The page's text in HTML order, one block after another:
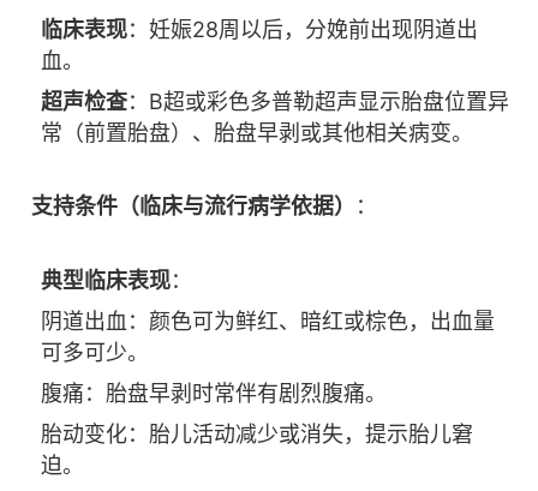
临床表现：妊娠28周以后，分娩前出现阴道出
血。
超声检查：B超或彩色多普勒超声显示胎盘位置异
常（前置胎盘）、胎盘早剥或其他相关病变。
支持条件（临床与流行病学依据） ：
典型临床表现：
阴道出血：颜色可为鲜红、暗红或棕色，出血量
可多可少。
腹痛：胎盘早剥时常伴有剧烈腹痛。
胎动变化：胎儿活动减少或消失，提示胎儿窘
迫。